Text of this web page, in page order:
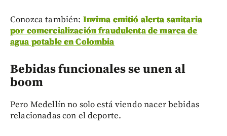
Conozca también:Invima emitió alerta sanitaria
por comercialización fraudulenta de marca de
agua potable en Colombia
Bebidas funcionales se unen al
boom
Pero Medellín no solo está viendo nacer bebidas
relacionadas con el deporte.